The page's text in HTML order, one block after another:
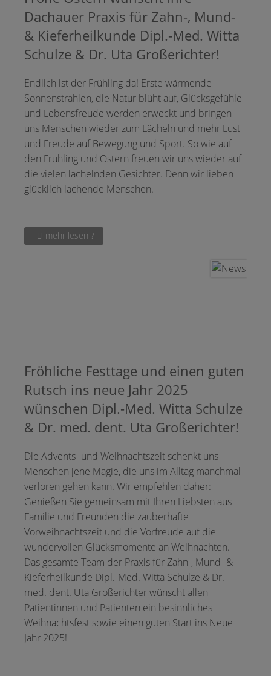
Dachauer Praxis für Zahn-, Mund-
& Kieferheilkunde Dipl.-Med. Witta
Schulze & Dr. Uta Großerichter!
Endlich ist der Frühling da! Erste wärmende
Sonnenstrahlen, die Natur blüht auf, Glücksgefühle
und Lebensfreude werden erweckt und bringen
uns Menschen wieder zum Lächeln und mehr Lust
und Freude auf Bewegung und Sport. So wie auf
den Frühling und Ostern freuen wir uns wieder auf
die vielen lächelnden Gesichter. Denn wir lieben
glücklich lachende Menschen.
mehr lesen ?
Fröhliche Festtage und einen guten
Rutsch ins neue Jahr 2025
wünschen Dipl.-Med. Witta Schulze
& Dr. med. dent. Uta Großerichter!
Die Advents- und Weihnachtszeit schenkt uns
Menschen jene Magie, die uns im Alltag manchmal
verloren gehen kann. Wir empfehlen daher:
Genießen Sie gemeinsam mit Ihren Liebsten aus
Familie und Freunden die zauberhafte
Vorweihnachtszeit und die Vorfreude auf die
wundervollen Glücksmomente an Weihnachten.
Das gesamte Team der Praxis für Zahn-, Mund- &
Kieferheilkunde Dipl.-Med. Witta Schulze & Dr.
med. dent. Uta Großerichter wünscht allen
Patientinnen und Patienten ein besinnliches
Weihnachtsfest sowie einen guten Start ins Neue
Jahr 2025!